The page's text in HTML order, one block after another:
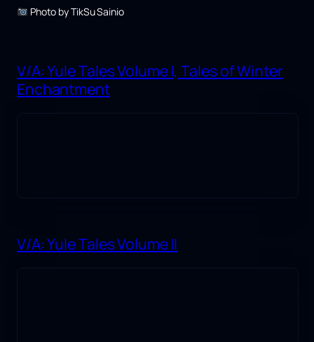
Photo by TikSu Sainio
V/A: Yule Tales Volume I, Tales of Winter
Enchantment
V/A: Yule Tales Volume II